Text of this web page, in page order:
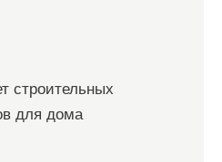
строительных
для дома